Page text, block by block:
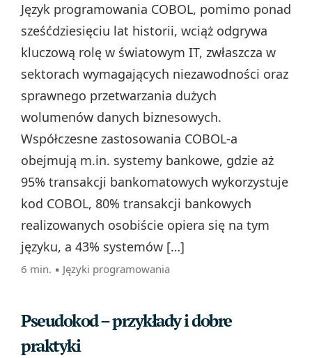
Język programowania COBOL, pomimo ponad
sześćdziesięciu lat historii, wciąż odgrywa
kluczową rolę w światowym IT, zwłaszcza w
sektorach wymagających niezawodności oraz
sprawnego przetwarzania dużych
wolumenów danych biznesowych.
Współczesne zastosowania COBOL-a
obejmują m.in. systemy bankowe, gdzie aż
95% transakcji bankomatowych wykorzystuje
kod COBOL, 80% transakcji bankowych
realizowanych osobiście opiera się na tym
języku, a 43% systemów […]
6 min. ▪ Języki programowania
Pseudokod – przykłady i dobre
praktyki